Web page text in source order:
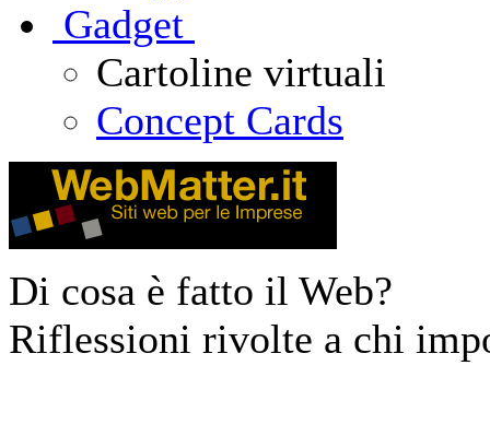
Gadget
Cartoline virtuali
Concept Cards
Di cosa è fatto il Web?
Riflessioni rivolte a chi